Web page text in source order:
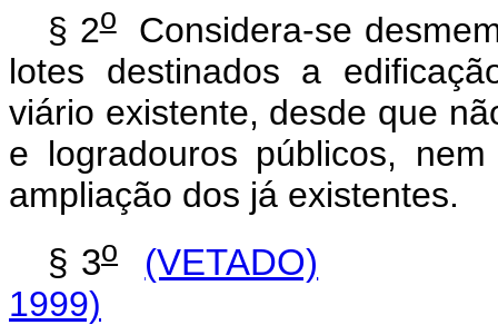
§ 2o
Considera-se
lotes destinados a
viário existente, desde que
e logradouros públicos,
ampliação dos já existentes.
§ 3o
(VETADO)
1999)